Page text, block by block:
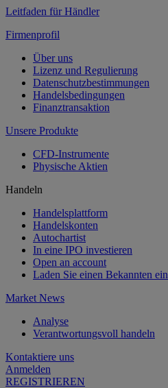
Leitfaden für Händler
Firmenprofil
Über uns
Lizenz und Regulierung
Datenschutzbestimmungen
Handelsbedingungen
Finanztransaktion
Unsere Produkte
CFD-Instrumente
Physische Aktien
Handeln
Handelsplattform
Handelskonten
Autochartist
In eine IPO investieren
Open an account
Laden Sie einen Bekannten ein
Market News
Analyse
Verantwortungsvoll handeln
Kontaktiere uns
Anmelden
REGISTRIEREN